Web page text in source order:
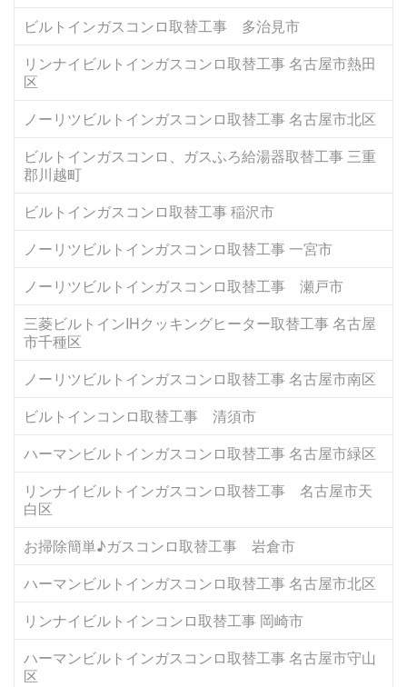
ビルトインガスコンロ取替工事 多治見市
リンナイビルトインガスコンロ取替工事 名古屋市熱田
区
ノーリツビルトインガスコンロ取替工事 名古屋市北区
ビルトインガスコンロ、ガスふろ給湯器取替工事 三重
郡川越町
ビルトインガスコンロ取替工事 稲沢市
ノーリツビルトインガスコンロ取替工事 一宮市
ノーリツビルトインガスコンロ取替工事 瀬戸市
三菱ビルトインIHクッキングヒーター取替工事 名古屋
市千種区
ノーリツビルトインガスコンロ取替工事 名古屋市南区
ビルトインコンロ取替工事 清須市
ハーマンビルトインガスコンロ取替工事 名古屋市緑区
リンナイビルトインガスコンロ取替工事 名古屋市天
白区
お掃除簡単♪ガスコンロ取替工事 岩倉市
ハーマンビルトインガスコンロ取替工事 名古屋市北区
リンナイビルトインコンロ取替工事 岡崎市
ハーマンビルトインガスコンロ取替工事 名古屋市守山
区